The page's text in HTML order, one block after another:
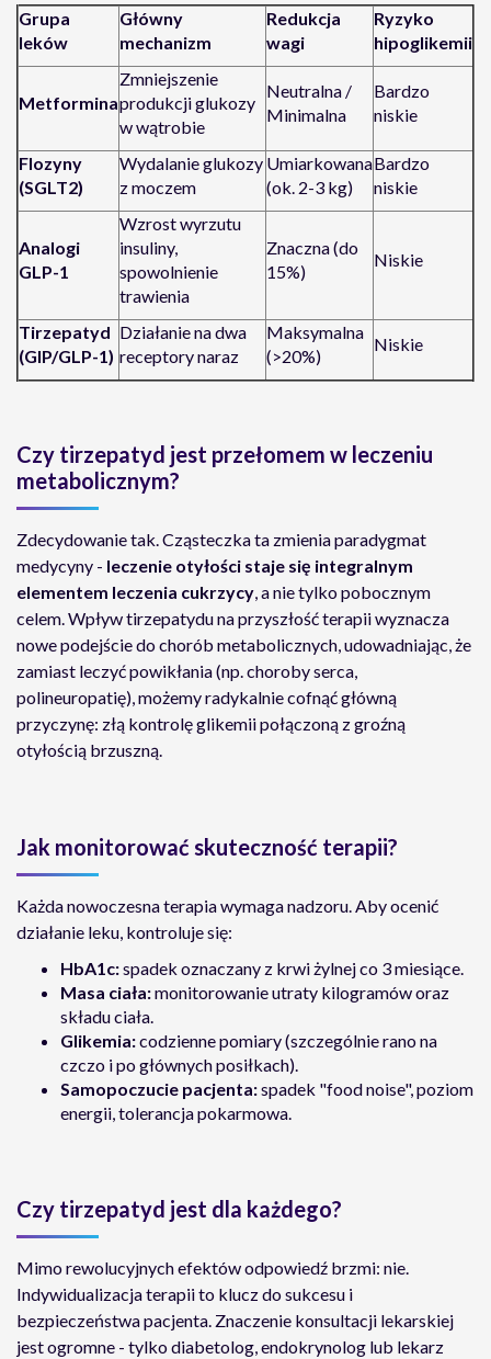
Grupa
leków
Główny
mechanizm
Redukcja
wagi
Ryzyko
hipoglikemii
Metformina
Zmniejszenie
produkcji glukozy
w wątrobie
Neutralna /
Minimalna
Bardzo
niskie
Flozyny
(SGLT2)
Wydalanie glukozy
z moczem
Umiarkowana
(ok. 2-3 kg)
Bardzo
niskie
Analogi
GLP-1
Wzrost wyrzutu
insuliny,
spowolnienie
trawienia
Znaczna (do
15%)
Niskie
Tirzepatyd
(GIP/GLP-1)
Działanie na dwa
receptory naraz
Maksymalna
(>20%)
Niskie
Czy tirzepatyd jest przełomem w leczeniu
metabolicznym?
Zdecydowanie tak. Cząsteczka ta zmienia paradygmat
medycyny - leczenie otyłości staje się integralnym
elementem leczenia cukrzycy, a nie tylko pobocznym
celem. Wpływ tirzepatydu na przyszłość terapii wyznacza
nowe podejście do chorób metabolicznych, udowadniając, że
zamiast leczyć powikłania (np. choroby serca,
polineuropatię), możemy radykalnie cofnąć główną
przyczynę: złą kontrolę glikemii połączoną z groźną
otyłością brzuszną.
Jak monitorować skuteczność terapii?
Każda nowoczesna terapia wymaga nadzoru. Aby ocenić
działanie leku, kontroluje się:
HbA1c:spadek oznaczany z krwi żylnej co 3 miesiące.
Masa ciała:monitorowanie utraty kilogramów oraz
składu ciała.
Glikemia:codzienne pomiary (szczególnie rano na
czczo i po głównych posiłkach).
Samopoczucie pacjenta:spadek "food noise", poziom
energii, tolerancja pokarmowa.
Czy tirzepatyd jest dla każdego?
Mimo rewolucyjnych efektów odpowiedź brzmi: nie.
Indywidualizacja terapii to klucz do sukcesu i
bezpieczeństwa pacjenta. Znaczenie konsultacji lekarskiej
jest ogromne - tylko diabetolog, endokrynolog lub lekarz